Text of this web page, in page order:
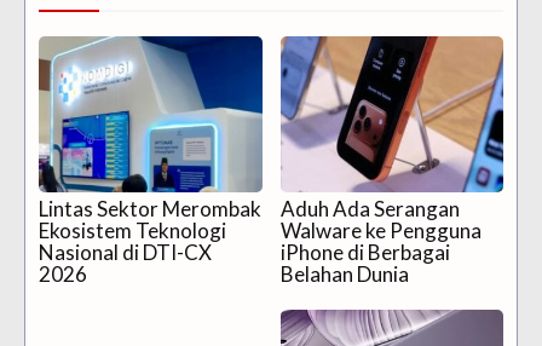
Lintas Sektor Merombak
Ekosistem Teknologi
Nasional di DTI-CX
2026
Aduh Ada Serangan
Walware ke Pengguna
iPhone di Berbagai
Belahan Dunia